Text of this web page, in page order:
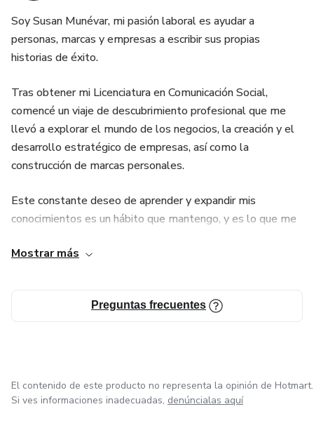
también contarás con las herramientas necesarias para
crear una base de contenido robusta, atractiva y siempre
alineada con lo que tu audiencia realmente desea ver.
Soy Susan Munévar, mi pasión laboral es ayudar a
personas, marcas y empresas a escribir sus propias
historias de éxito.
Tras obtener mi Licenciatura en Comunicación Social,
comencé un viaje de descubrimiento profesional que me
llevó a explorar el mundo de los negocios, la creación y el
desarrollo estratégico de empresas, así como la
construcción de marcas personales.
Este constante deseo de aprender y expandir mis
conocimientos es un hábito que mantengo, y es lo que me
transformar tus ideas en realidades impactantes.
Mi enfoque está en guiar y apoyar en la realización de
sueños empresariales, profesionales y personales,
buscando siempre crear una base sólida necesaria para
necesidad y sepa que contigo tiene la respuesta.
Mostrar más
Preguntas frecuentes
El contenido de este producto no representa la opinión de Hotmart.
Si ves informaciones inadecuadas, denúncialas aquí